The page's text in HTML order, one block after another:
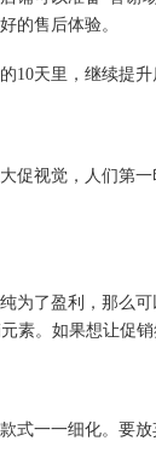
的售后体验。
天里，继续提升
视觉，人们第
了盈利，那么
。如果想让促销
一细化。要放